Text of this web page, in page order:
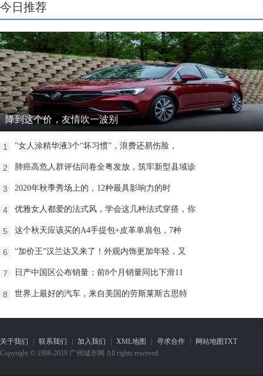
今日推荐
降到这个价，友情吹一波别
1 "女人涂精华液3个“坏习惯”，浪费还易伤脸，
2 肺癌高危人群评估问卷全粤发放，筑牢新型县域诊
3 2020年秋季秀场上的，12种最具影响力的时
4 优雅女人都爱的法式风，学会这几种法式穿搭，你
5 这个秋天应该买的A4手提包+皮革单肩包，7种
6 “加价王”汉兰达又来了！外观内饰更加年轻，又
7 日产中国区公布销量：前8个月销量同比下滑11
8 世界上最好的汽车，来自美国的劳斯莱斯古思特
关于我们 联系我们 加入我们 XML地图 寻求合作 网站地图TXT
Copyright © 1998-2019 广州城市网 All rights reserved.